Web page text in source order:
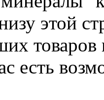
этой
есть